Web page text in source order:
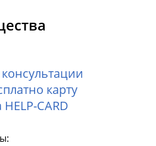
карту
CARD